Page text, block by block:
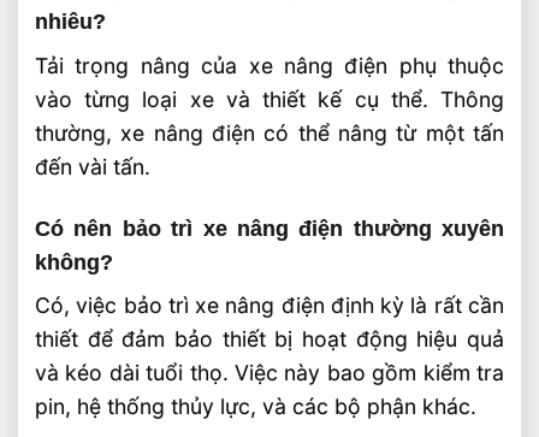
nhiêu?
Tải trọng nâng của xe nâng điện phụ thuộc
vào từng loại xe và thiết kế cụ thể. Thông
thường, xe nâng điện có thể nâng từ một tấn
đến vài tấn.
Có nên bảo trì xe nâng điện thường xuyên
không?
Có, việc bảo trì xe nâng điện định kỳ là rất cần
thiết để đảm bảo thiết bị hoạt động hiệu quả
và kéo dài tuổi thọ. Việc này bao gồm kiểm tra
pin, hệ thống thủy lực, và các bộ phận khác.